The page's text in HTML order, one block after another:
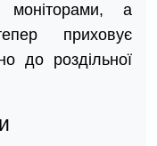
моніторами, а
приховує
до роздільної